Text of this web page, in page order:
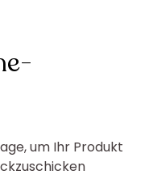
um Ihr Produkt